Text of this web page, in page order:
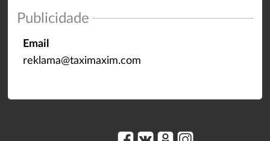
Publicidade
Email
reklama@taximaxim.com